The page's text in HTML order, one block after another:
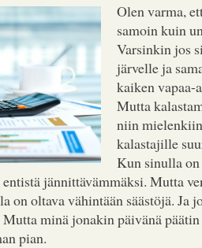
Olen varma,
samoin kuin
Varsinkin jos
järvelle ja
kaiken vapaa-
Mutta
niin
kalastajille
Kun sinulla
jännittävämmäksi. Mutta
on oltava vähintään säästöjä. Ja
minä jonakin päivänä
pian.